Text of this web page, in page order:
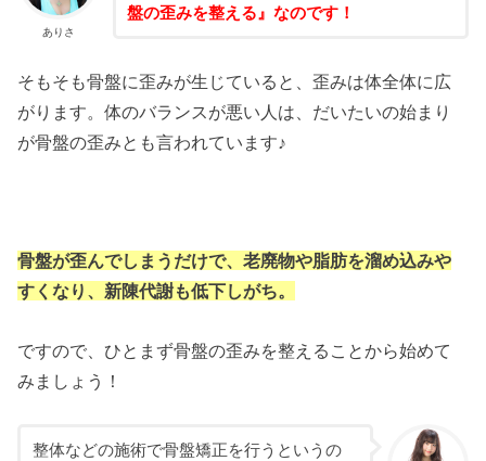
ありさ
盤の歪みを整える』なのです！
そもそも骨盤に歪みが生じていると、歪みは体全体に広
がります。体のバランスが悪い人は、だいたいの始まり
が骨盤の歪みとも言われています♪
骨盤が歪んでしまうだけで、老廃物や脂肪を溜め込みや
すくなり、新陳代謝も低下しがち。
ですので、ひとまず骨盤の歪みを整えることから始めて
みましょう！
整体などの施術で骨盤矯正を行うというの